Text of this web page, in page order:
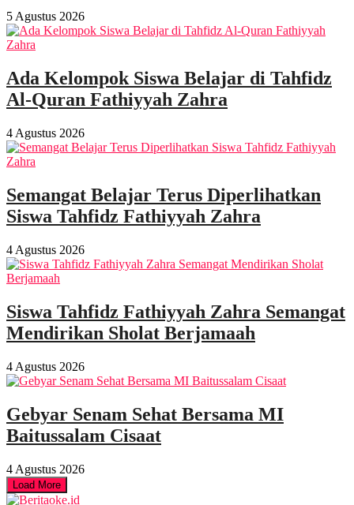
5 Agustus 2026
Ada Kelompok Siswa Belajar di Tahfidz
Al-Quran Fathiyyah Zahra
4 Agustus 2026
Semangat Belajar Terus Diperlihatkan
Siswa Tahfidz Fathiyyah Zahra
4 Agustus 2026
Siswa Tahfidz Fathiyyah Zahra Semangat
Mendirikan Sholat Berjamaah
4 Agustus 2026
Gebyar Senam Sehat Bersama MI
Baitussalam Cisaat
4 Agustus 2026
Load More